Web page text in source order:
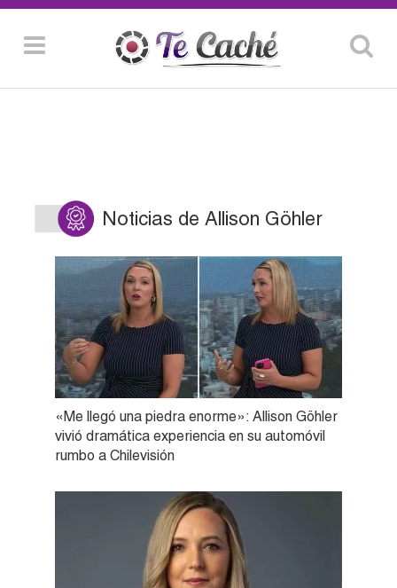
Noticias de Allison Göhler
«Me llegó una piedra enorme»: Allison Göhler
vivió dramática experiencia en su automóvil
rumbo a Chilevisión